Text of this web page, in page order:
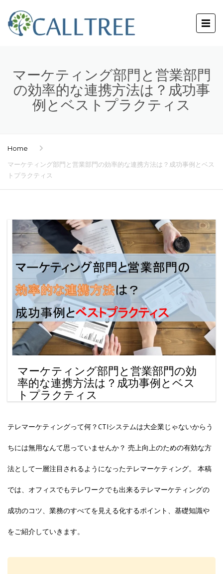
マーケティング部門と営業部門
の効率的な連携方法は？成功事
例とベストプラクティス
Home
マーケティング部門と営業部門の効率的な連携方法は？成功事例とベス
トプラクティス
マーケティング部門と営業部門の効
率的な連携方法は？成功事例とベス
トプラクティス
テレマーケティングって何？CTIシステムは大企業じゃないからう
ちには無用なんて思っていませんか？ 売上向上のための有効な方
法として一層注目されるようになったテレマーケティング。 本稿
では、オフィスでもテレワークでも出来るテレマーケティングの
成功のコツ、業務のすべてを見える化するポイント、基礎知識や
をご紹介していきます。